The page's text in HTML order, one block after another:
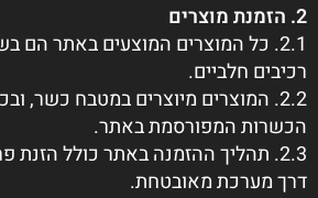
2. הזמנת מוצרים
2.1. כל המוצרים המוצעים באתר הם
רכיבים חלביים.
2.2. המוצרים מיוצרים במטבח כשר,
הכשרות המפורסמת באתר.
2.3. תהליך ההזמנה באתר כולל הזנת
דרך מערכת מאובטחת.